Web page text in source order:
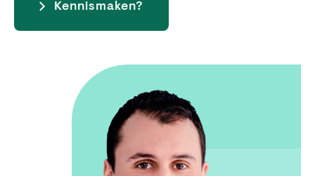
Kennismaken?